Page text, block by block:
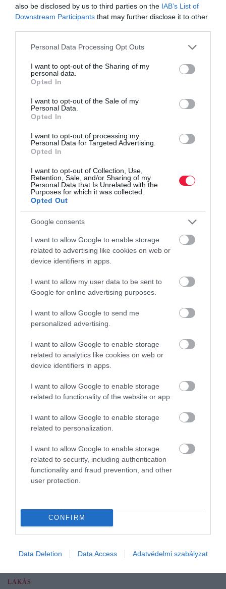
also be disclosed by us to third parties on the IAB’s List of
Downstream Participants that may further disclose it to other
Please note that this website/app uses one or more Google
not limited to your visit or usage behaviour. You may click to
grant or deny consent to Google and its third-party tags to
use your data for below specified purposes in below Google
consent section.
Personal Data Processing Opt Outs
I want to opt-out of the Sharing of my
personal data.
Opted In
I want to opt-out of the Sale of my
Personal Data.
Opted In
I want to opt-out of processing my
Personal Data for Targeted Advertising.
Opted In
I want to opt-out of Collection, Use,
Retention, Sale, and/or Sharing of my
Personal Data that Is Unrelated with the
Purposes for which it was collected.
Opted Out
Google consents
I want to allow Google to enable storage
related to advertising like cookies on web or
device identifiers in apps.
I want to allow my user data to be sent to
Google for online advertising purposes.
I want to allow Google to send me
personalized advertising.
I want to allow Google to enable storage
related to analytics like cookies on web or
device identifiers in apps.
I want to allow Google to enable storage
related to functionality of the website or app.
I want to allow Google to enable storage
related to personalization.
I want to allow Google to enable storage
related to security, including authentication
functionality and fraud prevention, and other
user protection.
CONFIRM
Data Deletion Data Access Adatvédelmi szabályzat
Így változik a NAV nyitvatartása a hőség miatt
klimatizált adóhivatali ügyfélpontok csak 12 óráig tartanak nyitva.
LAKÁS